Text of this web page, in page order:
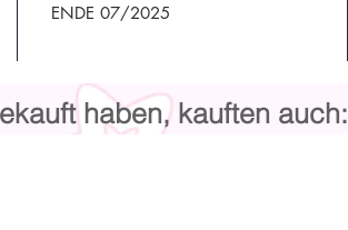
ENDE 07/2025
haben, kauften auch: